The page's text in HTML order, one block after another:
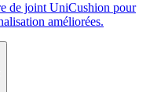
de joint UniCushion pour
améliorées.